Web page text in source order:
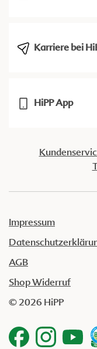
Karriere bei
HiPP App
Impressum
AGB
Shop Widerruf
© 2026 HiPP